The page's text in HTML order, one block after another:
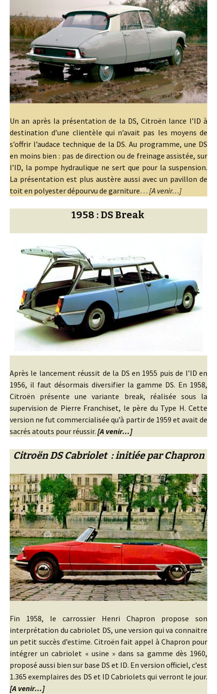
Un an après la présentation de la DS, Citroën lance l’ID à
destination d’une clientèle qui n’avait pas les moyens de
s’offrir l’audace technique de la DS. Au programme, une DS
en moins bien : pas de direction ou de freinage assistée, sur
l’ID, la pompe hydraulique ne sert que pour la suspension.
La présentation est plus austère aussi avec un pavillon de
toit en polyester dépourvu de garniture… [A venir…]
1958 : DS Break
Après le lancement réussit de la DS en 1955 puis de l’ID en
1956, il faut désormais diversifier la gamme DS. En 1958,
Citroën présente une variante break, réalisée sous la
supervision de Pierre Franchiset, le père du Type H. Cette
version ne fut commercialisée qu’à partir de 1959 et avait de
sacrés atouts pour réussir. [A venir…]
Citroën DS Cabriolet : initiée par Chapron
Fin 1958, le carrossier Henri Chapron propose son
interprétation du cabriolet DS, une version qui va connaitre
un petit succès d’estime. Citroën fait appel à Chapron pour
intégrer un cabriolet « usine » dans sa gamme dès 1960,
proposé aussi bien sur base DS et ID. En version officiel, c’est
1.365 exemplaires des DS et ID Cabriolets qui verront le jour.
[A venir…]